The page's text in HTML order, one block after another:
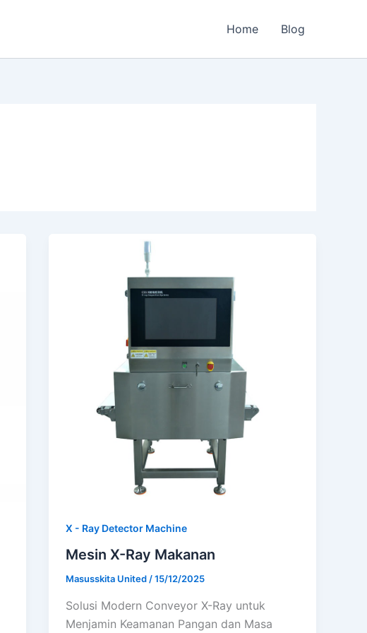
Home Blog
X - Ray Detector Machine
Mesin X-Ray Makanan
Masusskita United/15/12/2025
Solusi Modern Conveyor X-Ray untuk
Menjamin Keamanan Pangan dan Masa